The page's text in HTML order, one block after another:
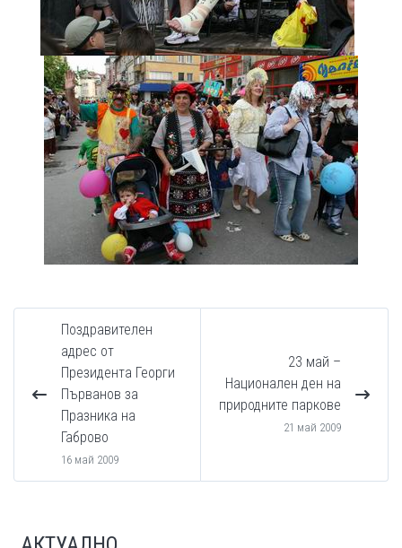
Поздравителен
адрес от
Президента Георги
Първанов за
Празника на
Габрово
16 май 2009
23 май –
Национален ден на
природните паркове
21 май 2009